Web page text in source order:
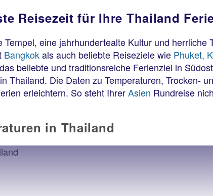
Reisezeit für Ihre Thailand
Tempel, eine jahrhundertealte Kultur und
Bangkokals auch beliebte Reiseziele wie Phuket,
beliebte und traditionsreiche Ferienziel in
Thailand. Die Daten zu Temperaturen, Trocken-
erleichtern. So steht IhrerAsien Rundreise
in Thailand